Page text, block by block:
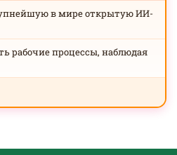
в мире открытую ИИ-
рабочие процессы, наблюдая